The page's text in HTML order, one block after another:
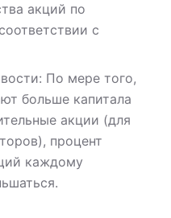
акций по
с
По мере того,
больше капитала
акции (для
процент
каждому